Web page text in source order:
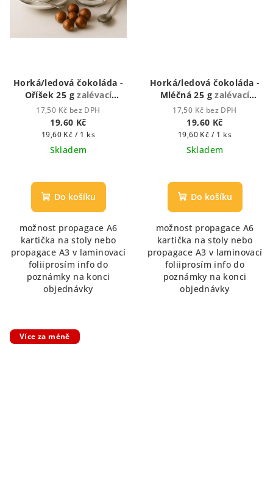
Horká/ledová čokoláda -
Oříšek 25 gzalévací
vodou či mlékem
17,50 Kč bez DPH
19,60 Kč
Měrná
cena:
19,60 Kč / 1 ks
Skladem
Do košíku
možnost propagace A6
kartička na stoly nebo
propagace A3 v laminovací
foliiprosím info do
poznámky na konci
objednávky
Horká/ledová čokoláda -
Mléčná 25 gzalévací
vodou či mlékem
17,50 Kč bez DPH
19,60 Kč
Měrná
cena:
19,60 Kč / 1 ks
Skladem
Do košíku
možnost propagace A6
kartička na stoly nebo
propagace A3 v laminovací
foliiprosím info do
poznámky na konci
objednávky
Více za méně